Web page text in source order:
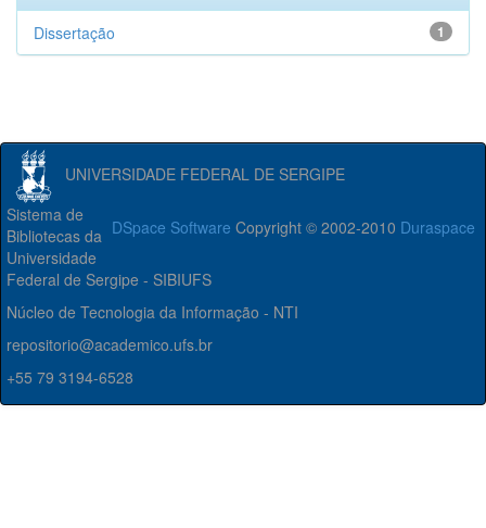
1
Dissertação
UNIVERSIDADE FEDERAL DE SERGIPE
DSpace Software Copyright © 2002-2010 Duraspace
Sistema de
Bibliotecas da
Universidade
Federal de Sergipe - SIBIUFS
Núcleo de Tecnologia da Informação - NTI
repositorio@academico.ufs.br
+55 79 3194-6528